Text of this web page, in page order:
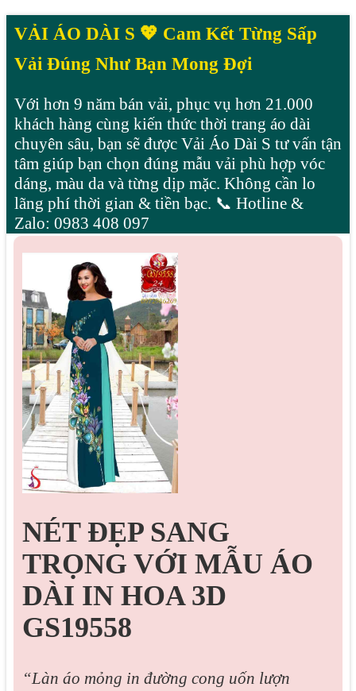
VẢI ÁO DÀI S 💖 Cam Kết Từng Sấp
Vải Đúng Như Bạn Mong Đợi
Với hơn 9 năm bán vải, phục vụ hơn 21.000
khách hàng cùng kiến thức thời trang áo dài
chuyên sâu, bạn sẽ được Vải Áo Dài S tư vấn tận
tâm giúp bạn chọn đúng mẫu vải phù hợp vóc
dáng, màu da và từng dịp mặc. Không cần lo
lãng phí thời gian & tiền bạc. 📞 Hotline &
Zalo: 0983 408 097
NÉT ĐẸP SANG
TRỌNG VỚI MẪU ÁO
DÀI IN HOA 3D
GS19558
“Làn áo mỏng in đường cong uốn lượn